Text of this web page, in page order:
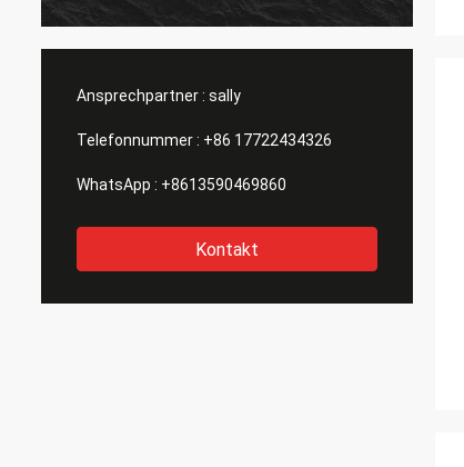
und stützen uns ständig. Die
wirklich, und der
Ansprechpartner : sally
Telefonnummer : +86 17722434326
WhatsApp : +8613590469860
Kontakt